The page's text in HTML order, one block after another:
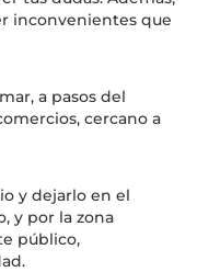
inconvenientes que
a pasos del
cercano a
y dejarlo en el
y por la zona
público,